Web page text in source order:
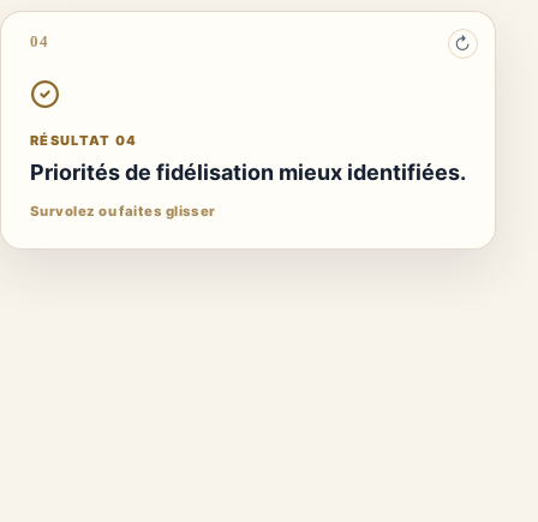
↻
04
RÉSULTAT 04
Priorités de fidélisation mieux identifiées.
Survolez ou faites glisser
RÉSULTAT 04
Passerelles identifiées vers la formation,
Connexion aux offres Formation, Digital et Consulting.
Une mise en œuvre suivie par une décision humaine